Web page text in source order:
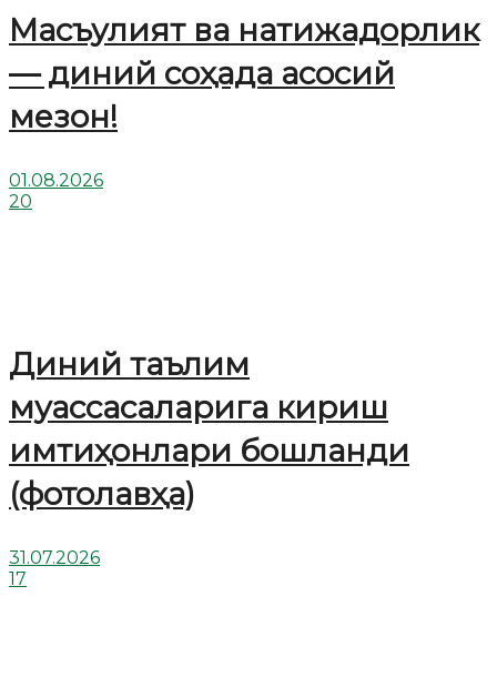
Масъулият ва натижадорлик
— диний соҳада асосий
мезон!
01.08.2026
20
Диний таълим
муассасаларига кириш
имтиҳонлари бошланди
(фотолавҳа)
31.07.2026
17